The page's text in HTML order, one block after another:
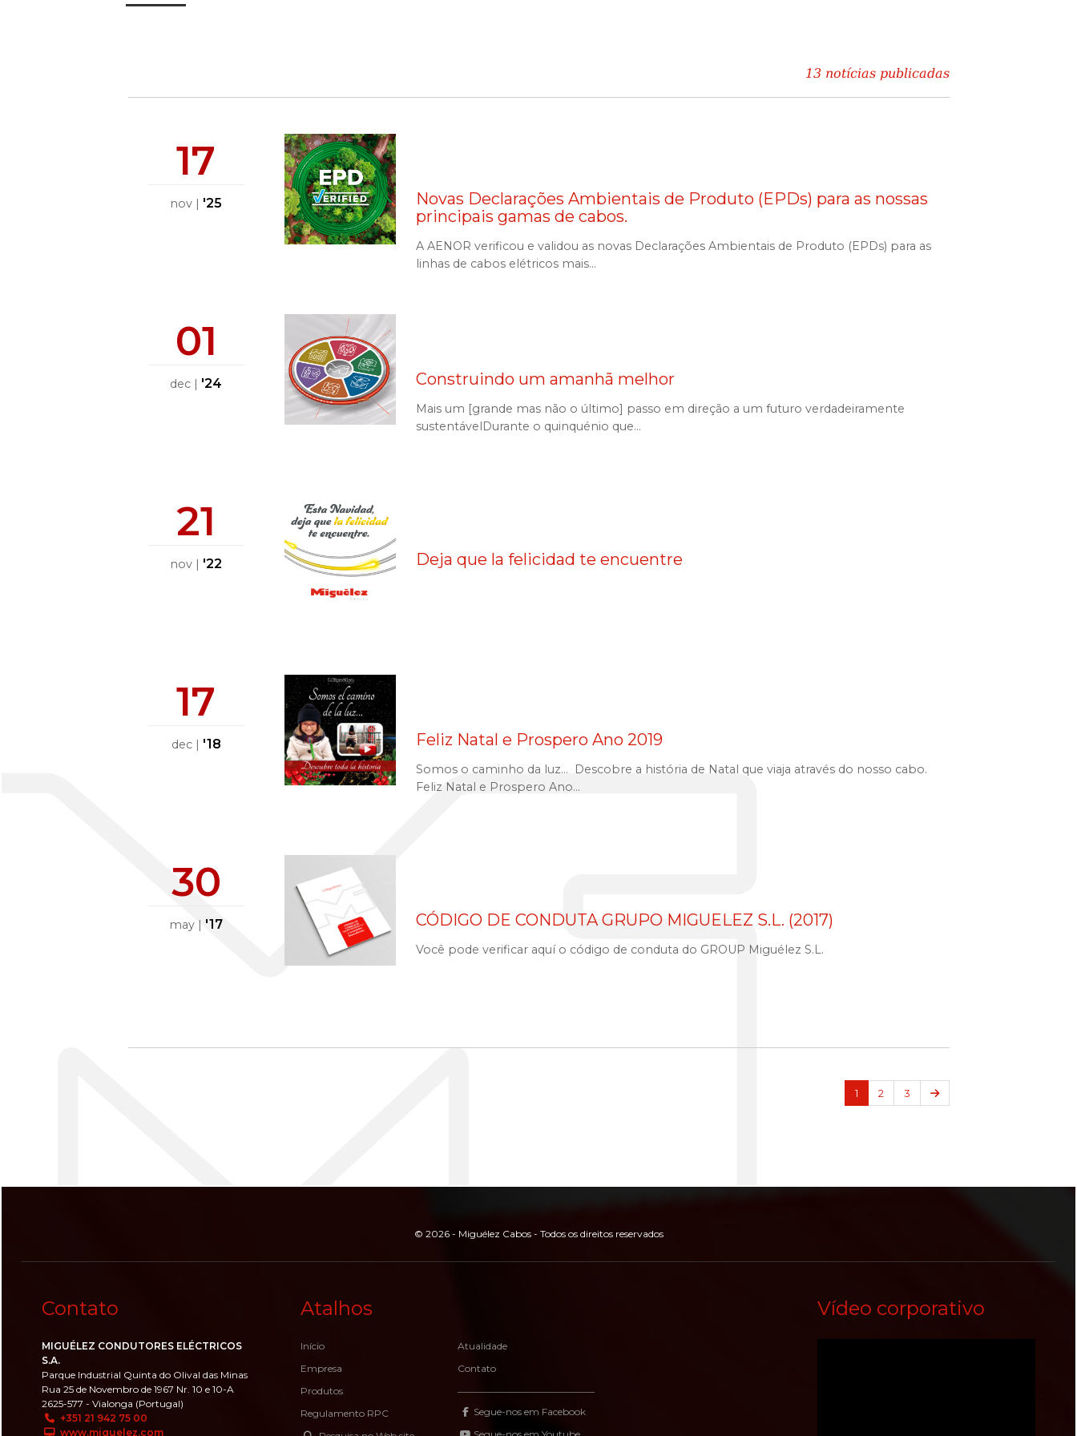
13 notícias publicadas
17
nov | '25
Novas Declarações Ambientais de Produto (EPDs) para as nossas
principais gamas de cabos.
A AENOR verificou e validou as novas Declarações Ambientais de Produto (EPDs) para as
linhas de cabos elétricos mais...
01
dec | '24 Construindo um amanhã melhor
Mais um [grande mas não o último] passo em direção a um futuro verdadeiramente
sustentávelDurante o quinquénio que...
21
nov | '22 Deja que la felicidad te encuentre
17
dec| '18 Feliz Natal e Prospero Ano 2019
Somos o caminho da luz... Descobre a história de Natal que viaja através do nosso cabo.
Feliz Natal e Prospero Ano...
30
may | '17 CÓDIGO DE CONDUTA GRUPO MIGUELEZ S.L. (2017)
Você pode verificar aquí o código de conduta do GROUP Miguélez S.L.
1 2 3 Próximo
© 2026 - Miguélez Cabos - Todos os direitos reservados
Contato
MIGUÉLEZ CONDUTORES ELÉCTRICOS
S.A.
Parque Industrial Quinta do Olival das Minas
Rua 25 de Novembro de 1967 Nr. 10 e 10-A
2625-577 - Vialonga (Portugal)
+351 21 942 75 00
www.miguelez.com
Atalhos
Início
Empresa
Produtos
Regulamento RPC
Atualidade
Contato
Segue-nos em Facebook
Vídeo corporativo